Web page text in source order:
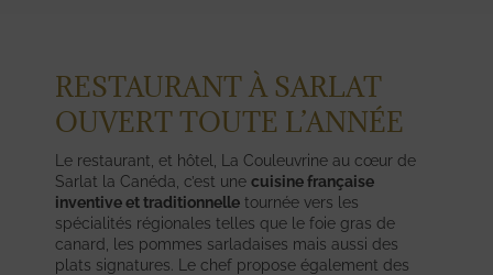
RESTAURANT À SARLAT
OUVERT TOUTE L’ANNÉE
Le restaurant, et hôtel, La Couleuvrine au cœur de
Sarlat la Canéda, c’est une cuisine française
inventive et traditionnelle tournée vers les
spécialités régionales telles que le foie gras de
canard, les pommes sarladaises mais aussi des
plats signatures. Le chef propose également des